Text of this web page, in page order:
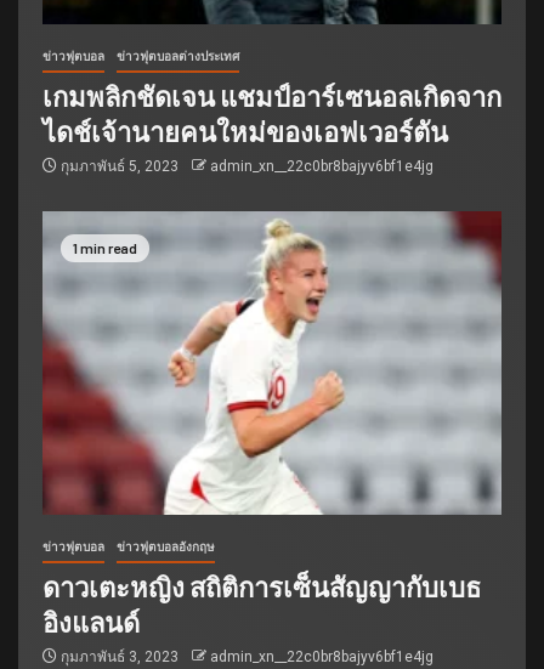
ข่าวฟุตบอล ข่าวฟุตบอลต่างประเทศ
เกมพลิกชัดเจน แชมป์อาร์เซนอลเกิดจาก
ไดช์เจ้านายคนใหม่ของเอฟเวอร์ตัน
กุมภาพันธ์ 5, 2023 admin_xn__22c0br8bajyv6bf1e4jg
1 min read
ข่าวฟุตบอล ข่าวฟุตบอลอังกฤษ
ดาวเตะหญิง สถิติการเซ็นสัญญากับเบธ
อิงแลนด์
กุมภาพันธ์ 3, 2023 admin_xn__22c0br8bajyv6bf1e4jg